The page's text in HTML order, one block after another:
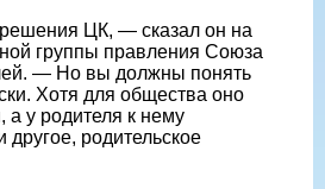
ЦК, — сказал он на
группы правления Союза
— Но вы должны понять
Хотя для общества оно
а у родителя к нему
другое, родительское